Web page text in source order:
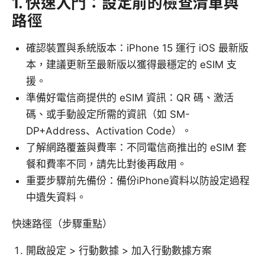
路徑
確認裝置與系統版本：iPhone 15 運行 iOS 最新版
本，建議更新至最新版以獲得最穩定的 eSIM 支
援。
準備好電信商提供的 eSIM 資訊：QR 碼、激活
碼、或手動設定所需的資訊（如 SM-
DP+Address、Activation Code）。
了解網路覆蓋與費率：不同電信商推出的 eSIM 套
餐和費率不同，請先比對後再啟用。
重要步驟前先備份：備份iPhone資料以防設定過程
中遺失資料。
快速路徑（步驟重點）
開啟設定 > 行動數據 > 加入行動數據方案